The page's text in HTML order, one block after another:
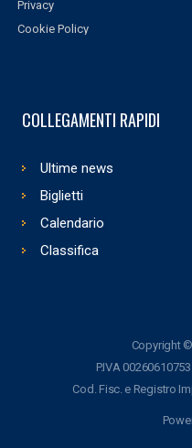
Privacy
Cookie Policy
COLLEGAMENTI RAPIDI
Ultime news
Biglietti
Calendario
Classifica
Copyright
P.IVA
Cod. Fisc. e Registro